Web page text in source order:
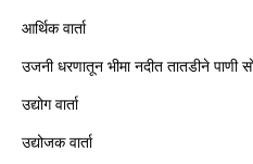
आर्थिक वार्ता
उजनी धरणातून भीमा नदीत तातडीने पाणी
उद्योग वार्ता
उद्योजक वार्ता